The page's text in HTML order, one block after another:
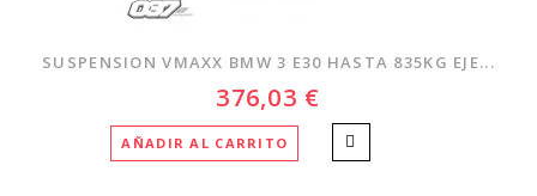
SUSPENSION VMAXX BMW 3 E30 HASTA 835KG EJE...
376,03 €
AÑADIR AL CARRITO